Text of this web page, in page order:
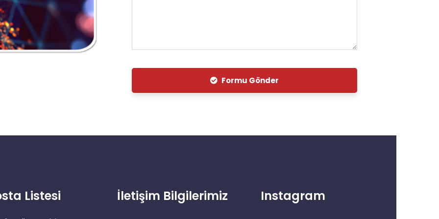
Formu Gönder
Listesi İletişim Bilgilerimiz Instagram